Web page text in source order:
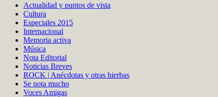
Actualidad y puntos de vista
Cultura
Especiales 2015
Internacional
Memoria activa
Música
Nota Editorial
Noticias Breves
ROCK | Anécdotas y otras hierbas
Se nota mucho
Voces Amigas